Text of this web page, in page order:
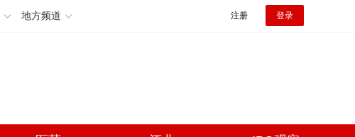
地方频道 注册 登录